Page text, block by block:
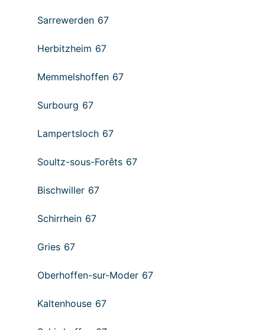
Sarrewerden 67
Herbitzheim 67
Memmelshoffen 67
Surbourg 67
Lampertsloch 67
Soultz-sous-Forêts 67
Bischwiller 67
Schirrhein 67
Gries 67
Oberhoffen-sur-Moder 67
Kaltenhouse 67